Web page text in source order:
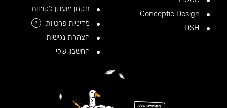
תקנון מועדון לקוחות
מדיניות פרטיות
?
הצהרת נגישות
החשבון שלי